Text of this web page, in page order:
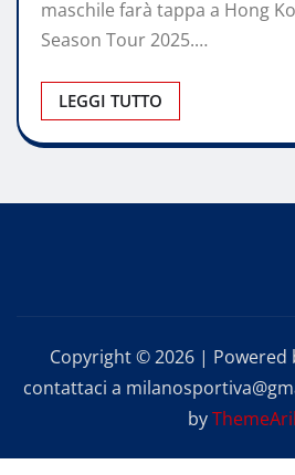
maschile farà tappa a Hong
Season Tour 2025.…
LEGGI TUTTO
Copyright © 2026 | Powered
contattaci a
by